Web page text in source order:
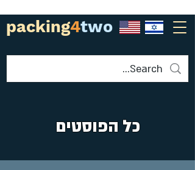
packing4two
כל הפוסטים